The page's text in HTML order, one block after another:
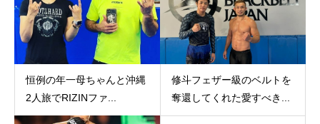
恒例の年一母ちゃんと沖縄
2人旅でRIZINファ...
修斗フェザー級のベルトを
奪還してくれた愛すべき...